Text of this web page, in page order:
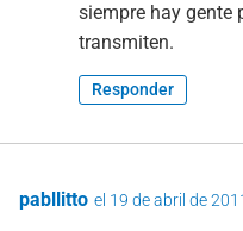
siempre hay gente
transmiten.
Responder
pabllitto el 19 de abril de